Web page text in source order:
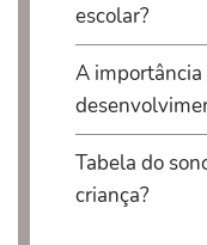
escolar?
A
Tabela do
criança?